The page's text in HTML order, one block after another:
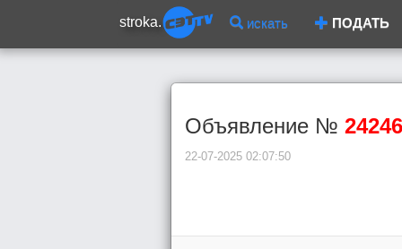
stroka. искать ПОДАТЬ
Объявление № 24246
22-07-2025 02:07:50